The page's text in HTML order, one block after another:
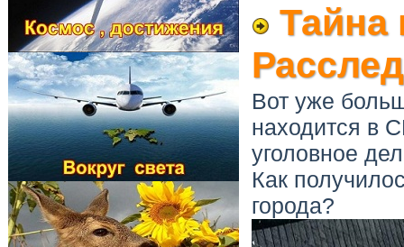
Тайна
Вот уже
находится в
уголовное
Как
города?